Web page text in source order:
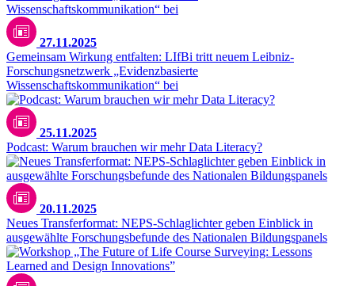
27.11.2025
Gemeinsam Wirkung entfalten: LIfBi tritt neuem Leibniz-
Forschungsnetzwerk „Evidenzbasierte
Wissenschaftskommunikation“ bei
25.11.2025
Podcast: Warum brauchen wir mehr Data Literacy?
20.11.2025
Neues Transferformat: NEPS-Schlaglichter geben Einblick in
ausgewählte Forschungsbefunde des Nationalen Bildungspanels